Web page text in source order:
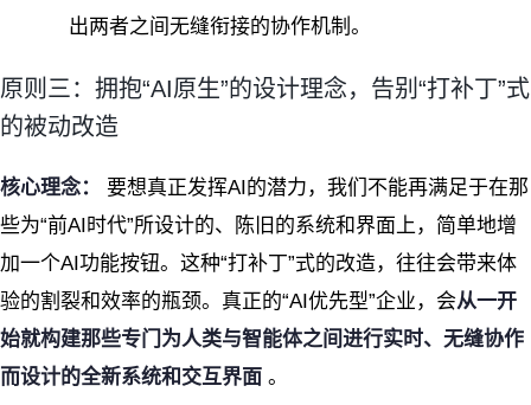
出两者之间无缝衔接的协作机制。
原则三：拥抱“AI原生”的设计理念，告别“打补丁”式
的被动改造
核心理念：
要想真正发挥AI的潜力，我们不能再满足于在那
些为“前AI时代”所设计的、陈旧的系统和界面上，简单地增
加一个AI功能按钮。这种“打补丁”式的改造，往往会带来体
验的割裂和效率的瓶颈。真正的“AI优先型”企业，会从一开
始就构建那些专门为人类与智能体之间进行实时、无缝协作
而设计的全新系统和交互界面 。